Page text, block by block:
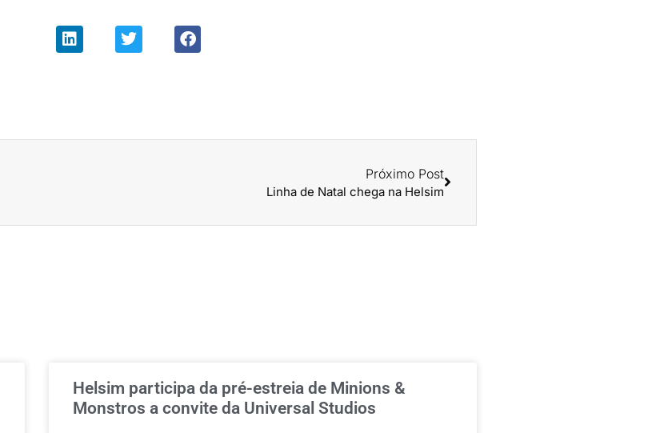
Próximo Post
Linha de Natal chega na Helsim
Helsim participa da pré-estreia de Minions &
Monstros a convite da Universal Studios